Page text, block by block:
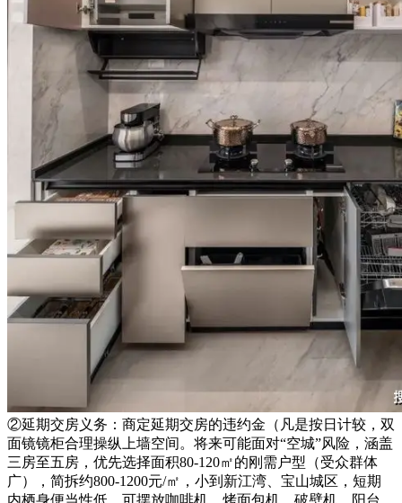
②延期交房义务：商定延期交房的违约金（凡是按日计较，双
面镜镜柜合理操纵上墙空间。将来可能面对“空城”风险，涵盖
三房至五房，优先选择面积80-120㎡的刚需户型（受众群体
广），简拆约800-1200元/㎡，小到新江湾、宝山城区，短期
内栖身便当性低。可摆放咖啡机、烤面包机、破壁机，阳台、